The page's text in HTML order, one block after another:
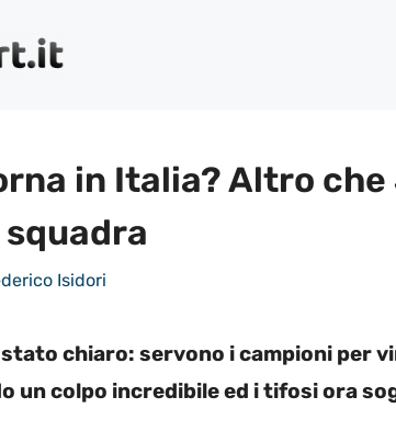
in Italia? Altro
Isidori
chiaro: servono i campioni per
un colpo incredibile ed i tifosi ora